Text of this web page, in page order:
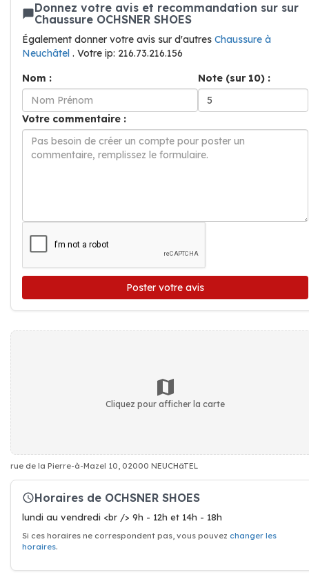
Donnez votre avis et recommandation sur sur
Chaussure OCHSNER SHOES
Également donner votre avis sur d'autres Chaussure à
Neuchâtel . Votre ip: 216.73.216.156
Nom :
Note (sur 10) :
Votre commentaire :
Poster votre avis
Cliquez pour afficher la carte
rue de la Pierre-à-Mazel 10, 02000 NEUCHâTEL
Horaires de OCHSNER SHOES
lundi au vendredi <br /> 9h - 12h et 14h - 18h
Si ces horaires ne correspondent pas, vous pouvez changer les
horaires.